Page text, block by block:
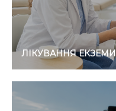
ЛІКУВАННЯ ЕКЗЕМИ